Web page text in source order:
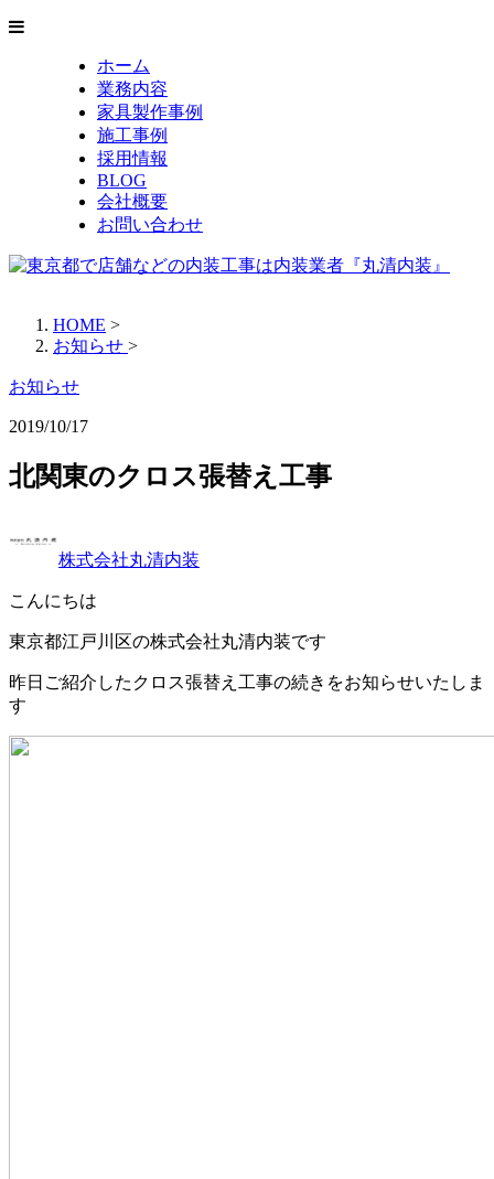
ホーム
業務内容
家具製作事例
施工事例
採用情報
BLOG
会社概要
お問い合わせ
HOME >
お知らせ >
お知らせ
2019/10/17
北関東のクロス張替え工事
株式会社丸清内装
こんにちは
東京都江戸川区の株式会社丸清内装です
昨日ご紹介したクロス張替え工事の続きをお知らせいたしま
す